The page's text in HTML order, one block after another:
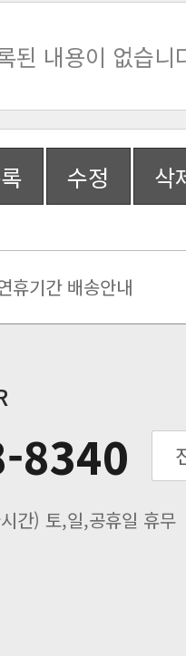
된 내용이 없습니
수정 삭
휴기간 배송안내
송안내
안내
) 배송업무 안내
찾습니다.
8340
간) 토,일,공휴일 휴무